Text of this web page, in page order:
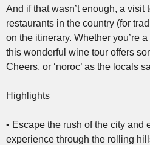
And if that wasn’t enough, a visit
restaurants in the country (for
on the itinerary. Whether you’re
this wonderful wine tour offers
Cheers, or ‘noroc’ as the locals
Highlights
• Escape the rush of the city and
experience through the rolling